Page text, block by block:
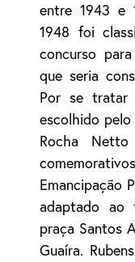
entre 1943 e
1948 foi
concurso
que seria
Por se tratar
escolhido
Rocha
Emancipação
adaptado ao
praça Santos
Guaíra.